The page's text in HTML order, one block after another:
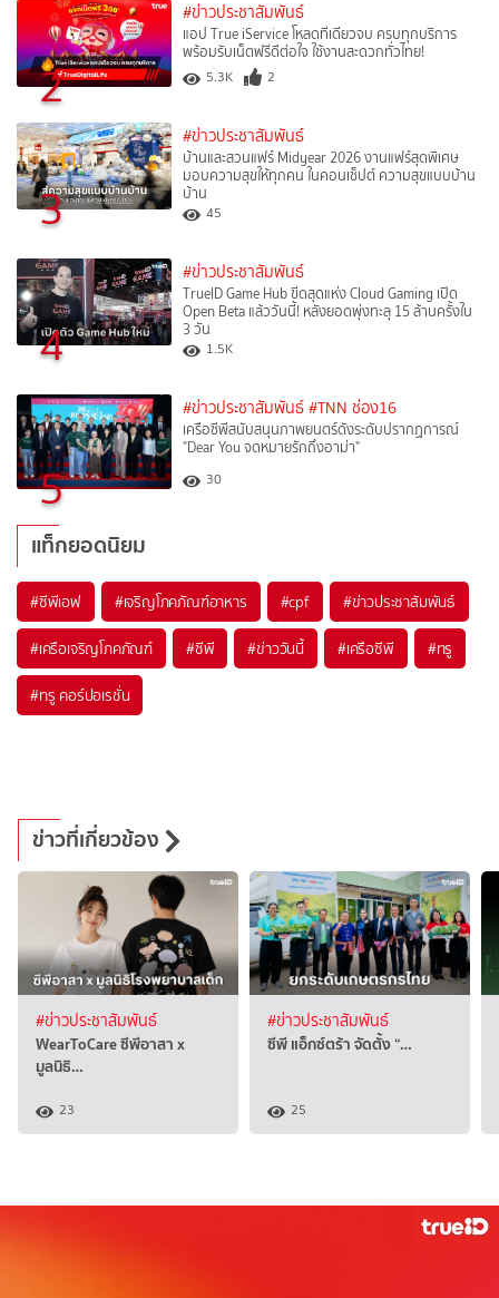
2
#ข่าวประชาสัมพันธ์
แอป True iService โหลดทีเดียวจบ ครบทุกบริการ
พร้อมรับเน็ตฟรีดีต่อใจ ใช้งานสะดวกทั่วไทย!
5.3K 2
3
#ข่าวประชาสัมพันธ์
บ้านและสวนแฟร์ Midyear 2026 งานแฟร์สุดพิเศษ
มอบความสุขให้ทุกคน ในคอนเซ็ปต์ ความสุขแบบบ้าน
บ้าน
45
4
#ข่าวประชาสัมพันธ์
TrueID Game Hub ขีดสุดแห่ง Cloud Gaming เปิด
Open Beta แล้ววันนี้! หลังยอดพุ่งทะลุ 15 ล้านครั้งใน
3 วัน
1.5K
5
#ข่าวประชาสัมพันธ์ #TNN ช่อง16
เครือซีพีสนับสนุนภาพยนตร์ดังระดับปรากฏการณ์
"Dear You จดหมายรักถึงอาม่า"
30
แท็กยอดนิยม
#ซีพีเอฟ #เจริญโภคภัณฑ์อาหาร #cpf #ข่าวประชาสัมพันธ์
#เครือเจริญโภคภัณฑ์ #ซีพี #ข่าววันนี้ #เครือซีพี #ทรู
#ทรู คอร์ปอเรชั่น
ข่าวที่เกี่ยวข้อง
#ข่าวประชาสัมพันธ์
WearToCare ซีพีอาสา x
มูลนิธิ…
23
#ข่าวประชาสัมพันธ์
ซีพี แอ็กซ์ตร้า จัดตั้ง “…
25